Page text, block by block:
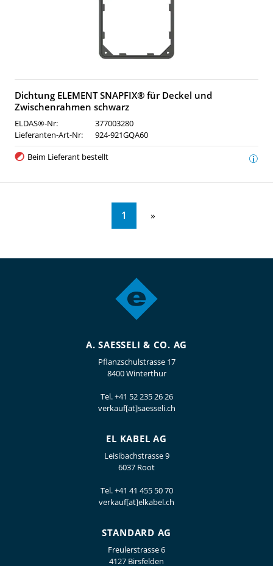
Dichtung ELEMENT SNAPFIX® für Deckel und
Zwischenrahmen schwarz
ELDAS®-Nr:
377003280
Lieferanten-Art-Nr:
924-921GQA60
Beim Lieferant bestellt
1
A. SAESSELI & CO. AG
Pflanzschulstrasse 17
8400 Winterthur
Tel.+41 52 235 26 26
verkauf[at]saesseli.ch
EL KABEL AG
Leisibachstrasse 9
6037 Root
Tel.+41 41 455 50 70
verkauf[at]elkabel.ch
STANDARD AG
Freulerstrasse 6
4127 Birsfelden